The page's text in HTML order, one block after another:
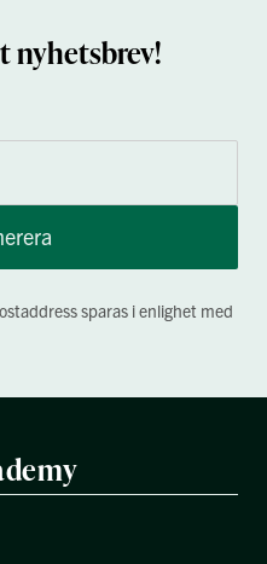
nyhetsbrev!
sparas i enlighet med